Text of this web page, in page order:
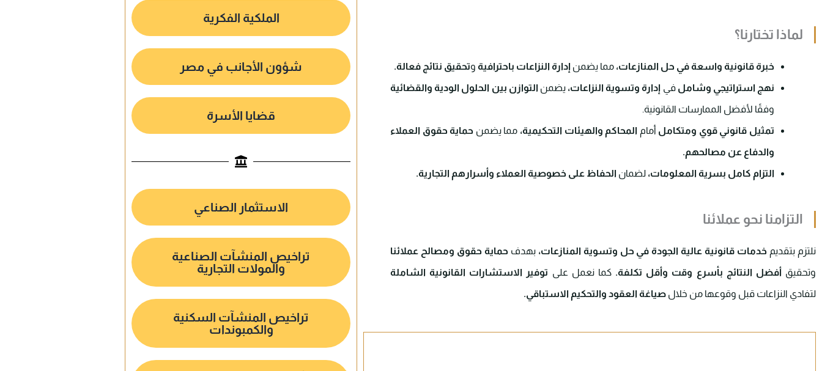
لماذا تختارنا؟
خبرة قانونية واسعة في حل المنازعات، مما يضمن إدارة النزاعات باحترافية وتحقيق نتائج فعالة.
نهج استراتيجي وشامل في إدارة وتسوية النزاعات، يضمن التوازن بين الحلول الودية والقضائية
وفقًا لأفضل الممارسات القانونية.
تمثيل قانوني قوي ومتكامل أمام المحاكم والهيئات التحكيمية، مما يضمن حماية حقوق العملاء
والدفاع عن مصالحهم.
التزام كامل بسرية المعلومات، لضمان الحفاظ على خصوصية العملاء وأسرارهم التجارية.
التزامنا نحو عملائنا
نلتزم بتقديم خدمات قانونية عالية الجودة في حل وتسوية المنازعات، بهدف حماية حقوق ومصالح عملائنا
وتحقيق أفضل النتائج بأسرع وقت وأقل تكلفة. كما نعمل على توفير الاستشارات القانونية الشاملة
لتفادي النزاعات قبل وقوعها من خلال صياغة العقود والتحكيم الاستباقي.
الملكية الفكرية
شؤون الأجانب في مصر
قضايا الأسرة
الاستثمار الصناعي
تراخيص المنشآت الصناعية
والمولات التجارية
تراخيص المنشآت السكنية
والكمبوندات